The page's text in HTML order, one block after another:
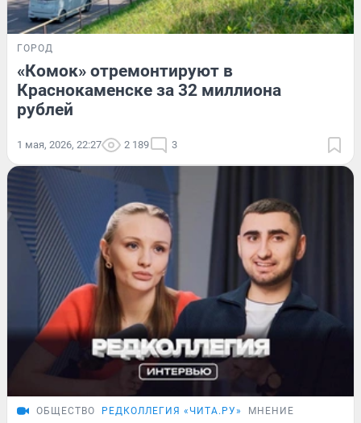
ГОРОД
«Комок» отремонтируют в
Краснокаменске за 32 миллиона
рублей
1 мая, 2026, 22:27 2 189 3
ОБЩЕСТВО РЕДКОЛЛЕГИЯ «ЧИТА.РУ» МНЕНИЕ